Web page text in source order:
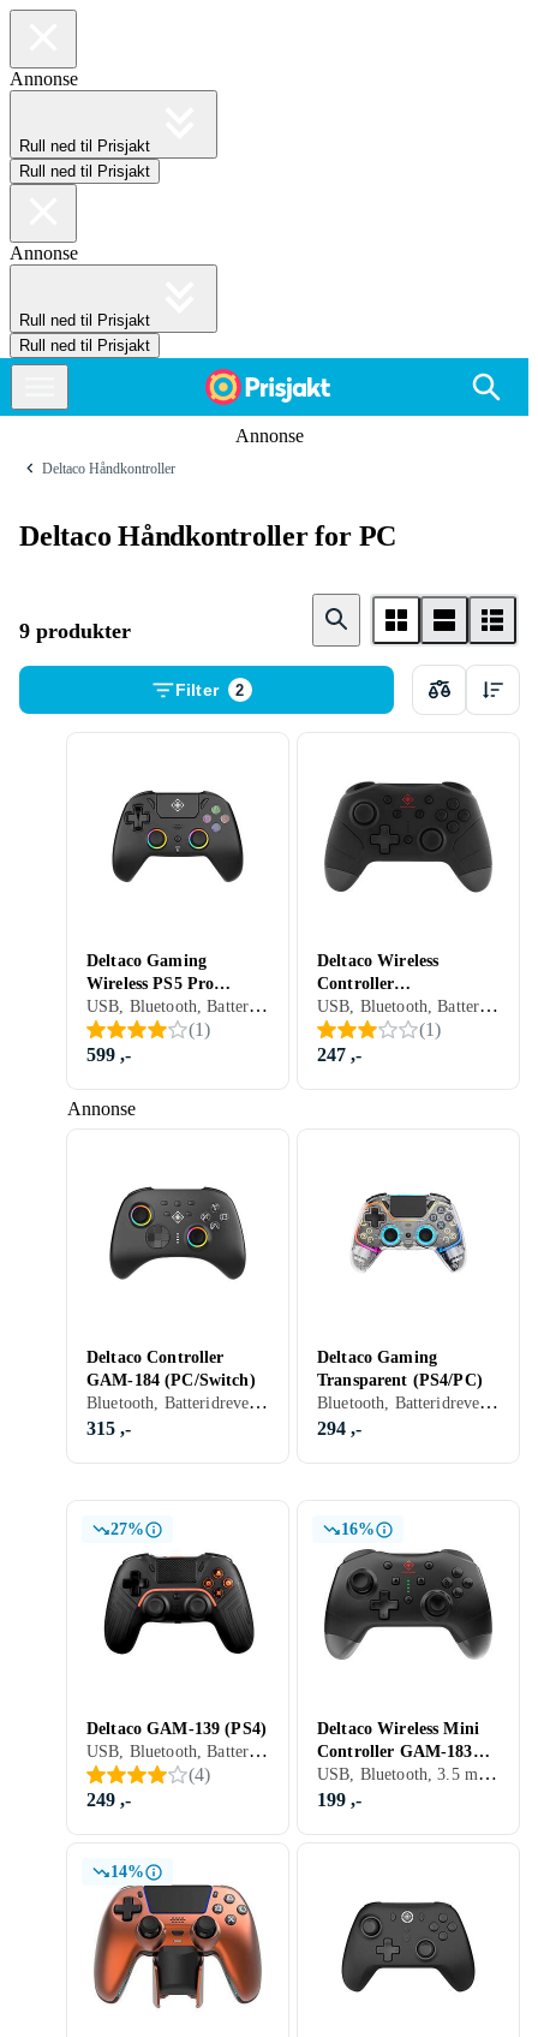
Annonse
Rull ned til Prisjakt
Rull ned til Prisjakt
Annonse
Rull ned til Prisjakt
Rull ned til Prisjakt
Annonse
Deltaco Håndkontroller
Deltaco Håndkontroller for PC
9 produkter
Filter 2
Annonse
Deltaco Gaming
Wireless PS5 Pro
Controller with RGB USB, Bluetooth, Batteridrevet, PC, PS5, Programmerbar, Vibrasjonsfunksjon
(1)
599 ,-
Deltaco Wireless
Controller
(Switch/PC/Android) USB, Bluetooth, Batteridrevet, PC, Mobil, Nintendo Switch, Nintendo Switch 2, Vibrasjonsfunksjon
(1)
247 ,-
Deltaco Controller
GAM-184 (PC/Switch)
Bluetooth, Batteridrevet, PC, Mobil, Nintendo Switch, Nintendo Switch 2, Vibrasjonsfunksjon, LED bakgrunnsbelysning
315 ,-
Deltaco Gaming
Transparent (PS4/PC)
Bluetooth, Batteridrevet, PC, PS4, Mobil, Nintendo Switch, Vibrasjonsfunksjon, LED bakgrunnsbelysning, Programmerbare knapper
294 ,-
27%
Deltaco GAM-139 (PS4)
USB, Bluetooth, Batteridrevet, PC, PS4, Mobil, Programmerbar, Vibrasjonsfunksjon, LED bakgrunnsbelysning, Programmerbare knapper
(4)
249 ,-
16%
Deltaco Wireless Mini
Controller GAM-183
(Switch/PC/Android) USB, Bluetooth, 3.5 mm jack (Audio), Batteridrevet, PC, Mobil, Nintendo Switch, Nintendo Switch 2, Vibrasjonsfunksjon
199 ,-
14%